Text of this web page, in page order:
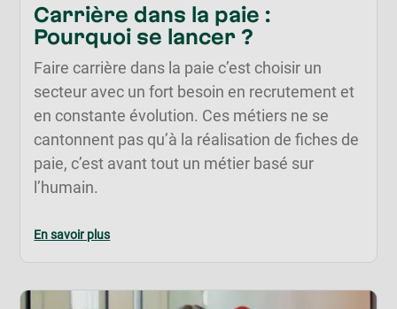
Carrière dans la paie :
Pourquoi se lancer ?
Faire carrière dans la paie c’est choisir un
secteur avec un fort besoin en recrutement et
en constante évolution. Ces métiers ne se
cantonnent pas qu’à la réalisation de fiches de
paie, c’est avant tout un métier basé sur
l’humain.
En savoir plus